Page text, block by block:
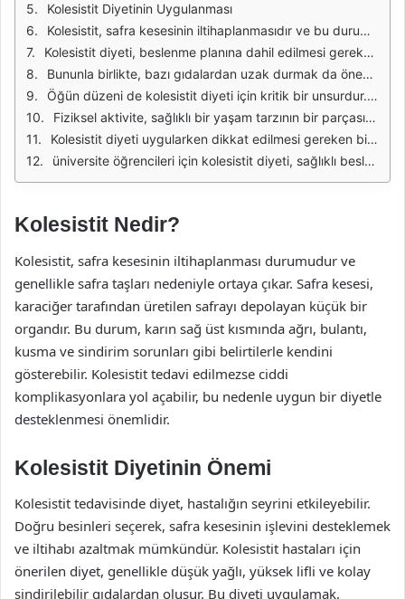
Kolesistit Diyetinin Uygulanması
Kolesistit, safra kesesinin iltihaplanmasıdır ve bu durum genellikle safra taşları ile ilişkilidir. Üniversite öğrencileri, sağlıklı bir diyetle bu durumu yönetebilir ve semptomları hafifletebilir. Kolesistit diyeti, yağda düşük, lif açısından zengin ve dengeli bir beslenme düzeni üzerine kuruludur. Özellikle hızlı yaşam tarzına sahip öğrenciler için, bu diyeti uygulamak başlangıçta zorlayıcı olabilir, ancak sağlıklı alışkanlıklar geliştirmek ve bu alışkanlıkları sürdürmek mümkündür.
Kolesistit diyeti, beslenme planına dahil edilmesi gereken bazı temel gıda gruplarını içerir. Sebzeler, meyveler, tam tahıllar, yağsız protein kaynakları ve sağlıklı yağlar bu diyetin temel taşlarıdır. Özellikle lif açısından zengin gıdalar, sindirim sistemini destekler ve safra kesesinin sağlığını korur. Öğrencilerin, bu gıdaları düzenli olarak tüketmeleri önemlidir.
Bununla birlikte, bazı gıdalardan uzak durmak da önemlidir. Yüksek yağ içeren, işlenmiş gıdalar, kızartmalar ve şekerli yiyecekler, kolesistit semptomlarını kötüleştirebilir. Öğrencilerin bu tür gıdalardan kaçınmaları ve bunların yerine daha sağlıklı alternatifler seçmeleri önerilir. Düşük yağlı süt ürünleri, kaliteli protein kaynakları ve taze sebzeler tercih edilmelidir.
Öğün düzeni de kolesistit diyeti için kritik bir unsurdur. Öğrenciler, büyük ve ağır öğünler yerine daha küçük ve sık öğünler tüketmelidir. Bu, sindirimi kolaylaştırır ve safra kesesinin üzerindeki baskıyı azaltır. Ara öğünlerde meyve, yoğurt veya kuruyemiş gibi sağlıklı atıştırmalıklar tercih edilebilir. Ayrıca, yeterli su tüketimi de son derece önemlidir.
Fiziksel aktivite, sağlıklı bir yaşam tarzının bir parçasıdır ve kolesistit diyeti ile birlikte uygulanmalıdır. Üniversite öğrencileri, düzenli egzersiz yaparak metabolizmalarını hızlandırabilir ve genel sağlıklarını iyileştirebilir. Yürüyüş, bisiklet sürme veya spor salonunda yapılan hafif egzersizler, öğrencilerin hem fiziksel hem de zihinsel sağlığını destekleyecektir.
Kolesistit diyeti uygularken dikkat edilmesi gereken bir diğer önemli nokta ise stres yönetimidir. Stres, sindirim sistemini olumsuz etkileyebilir ve semptomları artırabilir. Meditasyon, yoga veya derin nefes alma teknikleri gibi stres azaltıcı yöntemler, öğrencilerin ruh halini iyileştirebilir ve genel sağlığı destekleyebilir.
üniversite öğrencileri için kolesistit diyeti, sağlıklı beslenme alışkanlıkları geliştirmek için bir fırsattır. Bu diyetin uygulanması, sadece kolesistiti yönetmekle kalmaz, aynı zamanda uzun vadeli sağlık hedeflerine ulaşmalarına yardımcı olur. Sağlıklı bir yaşam tarzı benimsemek, öğrencilerin akademik performanslarını da olumlu yönde etkileyebilir.
Kolesistit Nedir?
Kolesistit, safra kesesinin iltihaplanması durumudur ve
genellikle safra taşları nedeniyle ortaya çıkar. Safra kesesi,
karaciğer tarafından üretilen safrayı depolayan küçük bir
organdır. Bu durum, karın sağ üst kısmında ağrı, bulantı,
kusma ve sindirim sorunları gibi belirtilerle kendini
gösterebilir. Kolesistit tedavi edilmezse ciddi
komplikasyonlara yol açabilir, bu nedenle uygun bir diyetle
desteklenmesi önemlidir.
Kolesistit Diyetinin Önemi
Kolesistit tedavisinde diyet, hastalığın seyrini etkileyebilir.
Doğru besinleri seçerek, safra kesesinin işlevini desteklemek
ve iltihabı azaltmak mümkündür. Kolesistit hastaları için
önerilen diyet, genellikle düşük yağlı, yüksek lifli ve kolay
sindirilebilir gıdalardan oluşur. Bu diyeti uygulamak,